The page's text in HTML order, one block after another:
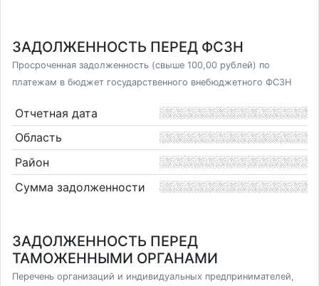
ЗАДОЛЖЕННОСТЬ ПЕРЕД ФСЗН
Просроченная задолженность (свыше 100,00 рублей) по
платежам в бюджет государственного внебюджетного ФСЗН
Отчетная дата
Область
Район
Сумма задолженности
ЗАДОЛЖЕННОСТЬ ПЕРЕД
ТАМОЖЕННЫМИ ОРГАНАМИ
Перечень организаций и индивидуальных предпринимателей,